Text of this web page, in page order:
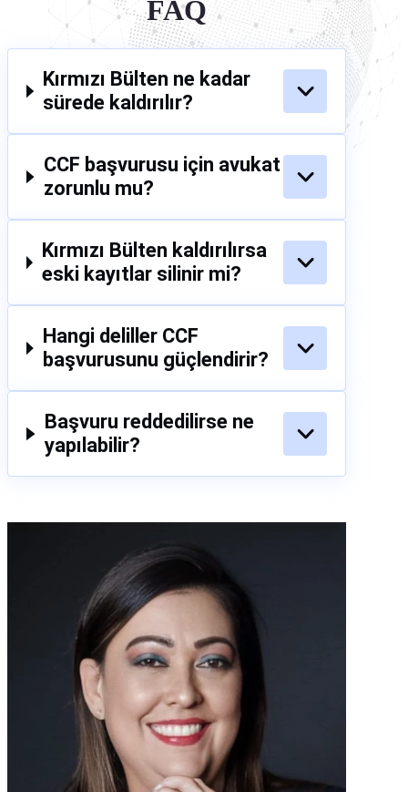
FAQ
Kırmızı Bülten ne kadar
sürede kaldırılır?
CCF başvurusu için avukat
zorunlu mu?
Kırmızı Bülten kaldırılırsa
eski kayıtlar silinir mi?
Hangi deliller CCF
başvurusunu güçlendirir?
Başvuru reddedilirse ne
yapılabilir?